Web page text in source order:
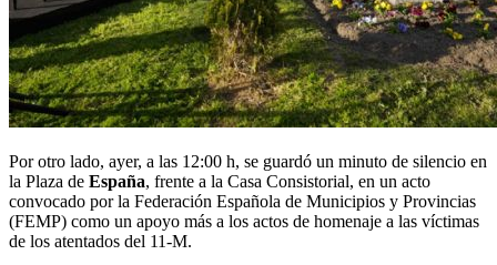
Por otro lado, ayer, a las 12:00 h, se guardó un minuto de silencio en
la Plaza de España, frente a la Casa Consistorial, en un acto
convocado por la Federación Española de Municipios y Provincias
(FEMP) como un apoyo más a los actos de homenaje a las víctimas
de los atentados del 11-M.